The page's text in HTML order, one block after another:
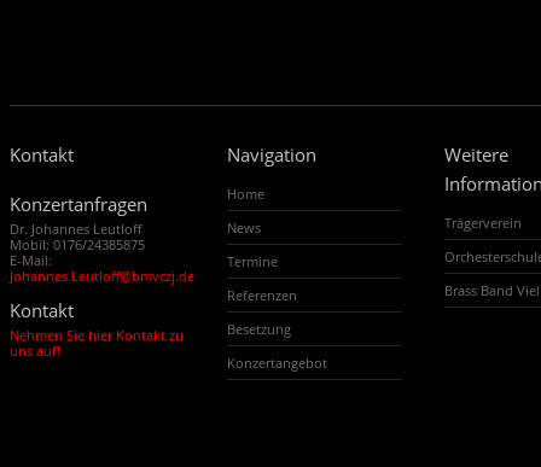
Kontakt
Konzertanfragen
Dr. Johannes Leutloff
Mobil: 0176/24385875
E-Mail:
Johannes.Leutloff@bmvczj.de
Kontakt
Nehmen Sie hier Kontakt zu
uns auf!
Navigation
Home
News
Termine
Referenzen
Besetzung
Konzertangebot
Weitere
Trägerverein
Brass Band